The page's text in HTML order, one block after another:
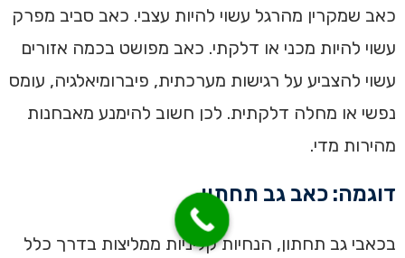
כאב שמקרין מהרגל עשוי להיות עצבי. כאב סביב מפרק
עשוי להיות מכני או דלקתי. כאב מפושט בכמה אזורים
עשוי להצביע על רגישות מערכתית, פיברומיאלגיה, עומס
נפשי או מחלה דלקתית. לכן חשוב להימנע מאבחנות
מהירות מדי.
דוגמה: כאב גב תחתון
בכאבי גב תחתון, הנחיות קליניות ממליצות בדרך כלל